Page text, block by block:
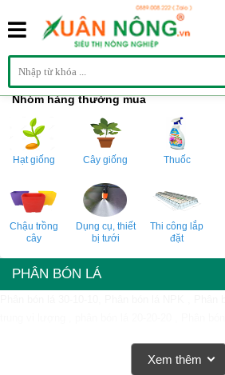
Nhóm hàng thường mua
Hạt giống Cây giống Thuốc
Chậu trồng
cây
Dụng cụ, thiết
bị tưới
Thi công lắp
đặt
PHÂN BÓN LÁ
Xem thêm